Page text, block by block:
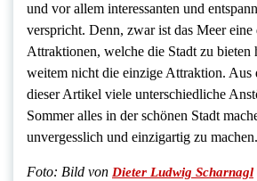
und vor allem interessanten und
verspricht. Denn, zwar ist das Meer eine
Attraktionen, welche die Stadt zu bieten
weitem nicht die einzige Attraktion. Aus
dieser Artikel viele unterschiedliche
Sommer alles in der schönen Stadt
unvergesslich und einzigartig zu machen.
Foto: Bild von Dieter Ludwig Scharnagl